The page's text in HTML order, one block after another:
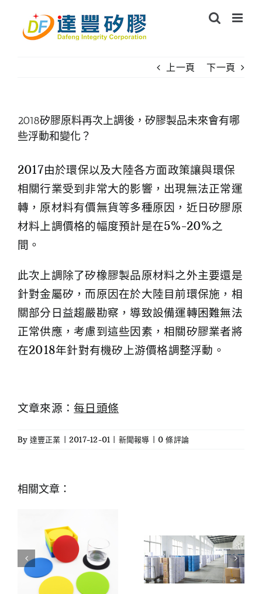
content
上一頁 下一頁
2018矽膠原料再次上調後，矽膠製品未來會有哪
些浮動和變化？
2017由於環保以及大陸各方面政策讓與環保
相關行業受到非常大的影響，出現無法正常運
轉，原材料有價無貨等多種原因，近日矽膠原
材料上調價格的幅度預計是在5%-20%之
間。
此次上調除了矽橡膠製品原材料之外主要還是
針對金屬矽，而原因在於大陸目前環保施，相
關部分日益趨嚴勘察，導致設備運轉困難無法
正常供應，考慮到這些因素，相關矽膠業者將
在2018年針對有機矽上游價格調整浮動。
文章來源：每日頭條
By 達豐正業 2017-12-01 新聞報導 0 條評論
相關文章：